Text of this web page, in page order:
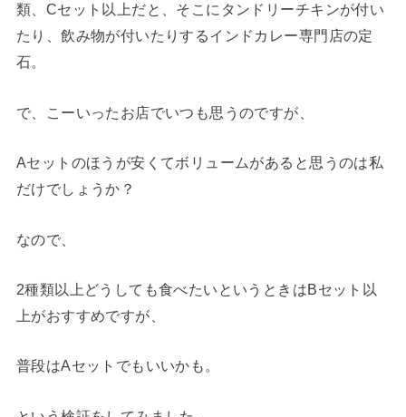
類、Cセット以上だと、そこにタンドリーチキンが付い
たり、飲み物が付いたりするインドカレー専門店の定
石。
で、こーいったお店でいつも思うのですが、
Aセットのほうが安くてボリュームがあると思うのは私
だけでしょうか？
なので、
2種類以上どうしても食べたいというときはBセット以
上がおすすめですが、
普段はAセットでもいいかも。